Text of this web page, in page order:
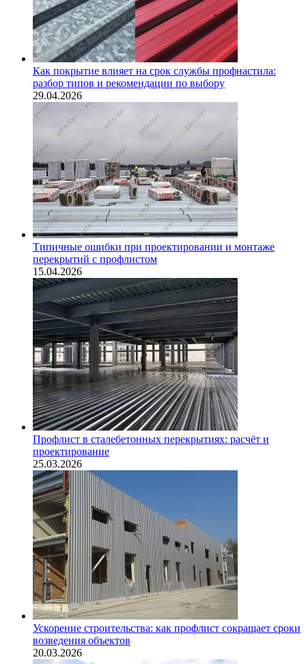
Как покрытие влияет на срок службы профнастила:
разбор типов и рекомендации по выбору
29.04.2026
Типичные ошибки при проектировании и монтаже
перекрытий с профлистом
15.04.2026
Профлист в сталебетонных перекрытиях: расчёт и
проектирование
25.03.2026
Ускорение строительства: как профлист сокращает сроки
возведения объектов
20.03.2026